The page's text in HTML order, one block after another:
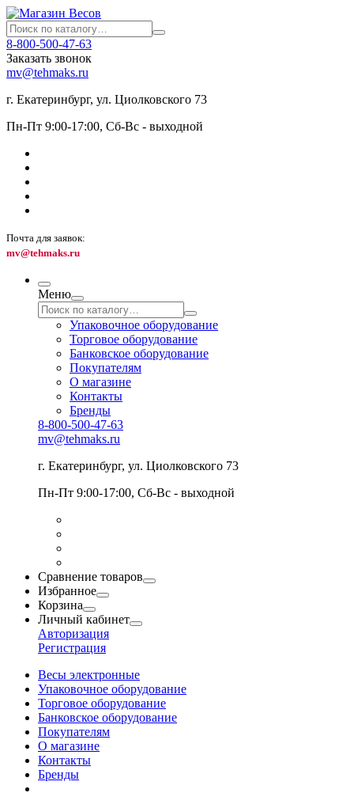
8-800-500-47-63
Заказать звонок
mv@tehmaks.ru
г. Екатеринбург, ул. Циолковского 73
Пн-Пт 9:00-17:00, Сб-Вс - выходной
Почта для заявок:
mv@tehmaks.ru
Меню
Упаковочное оборудование
Торговое оборудование
Банковское оборудование
Покупателям
О магазине
Контакты
Бренды
8-800-500-47-63
mv@tehmaks.ru
г. Екатеринбург, ул. Циолковского 73
Пн-Пт 9:00-17:00, Сб-Вс - выходной
Сравнение товаров
Избранное
Корзина
Личный кабинет
Авторизация
Регистрация
Весы электронные
Упаковочное оборудование
Торговое оборудование
Банковское оборудование
Покупателям
О магазине
Контакты
Бренды